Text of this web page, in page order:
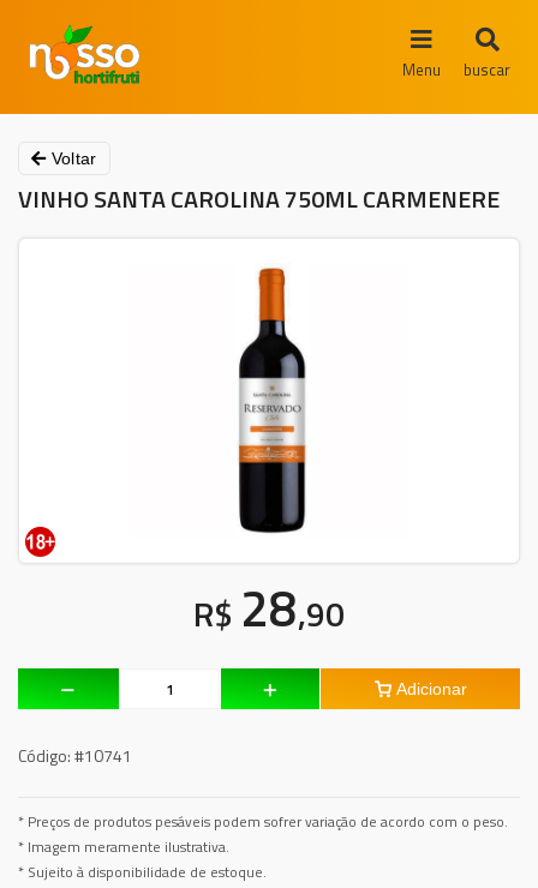
Menu buscar
Voltar
VINHO SANTA CAROLINA 750ML CARMENERE
R$ 28,90
Adicionar
Código:#10741
* Preços de produtos pesáveis podem sofrer variação de acordo com o peso.
* Imagem meramente ilustrativa.
* Sujeito à disponibilidade de estoque.